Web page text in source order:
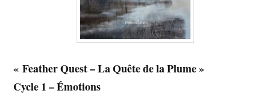
« Feather Quest – La Quête de la Plume »
Cycle 1 – Émotions